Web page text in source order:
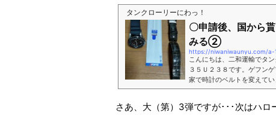
この言葉、聞いてる貴方の
けないということはこうい
見て、周りに言い回ってる
ょうかね？まあ、個人なり...
タンクローリーにわっ！
〇申請後、国から
みる②
https://niwaniwaunyu.com/a-
こんにちは、二和運輸でタ
３５Ｕ２３８です。ゲフン
家で時計のベルトを変えて
たブルーカラーは、ウレタ
self バネ棒外し バネ棒セッ
さあ、大（第）3弾ですが･･･次はハロ